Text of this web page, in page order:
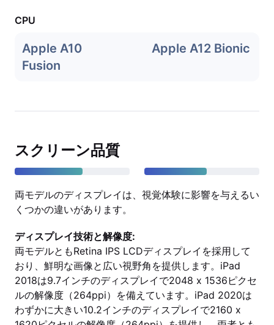
CPU
Apple A10
Fusion
Apple A12 Bionic
スクリーン品質
両モデルのディスプレイは、視覚体験に影響を与えるい
くつかの違いがあります。
ディスプレイ技術と解像度:
両モデルともRetina IPS LCDディスプレイを採用して
おり、鮮明な画像と広い視野角を提供します。iPad
2018は9.7インチのディスプレイで2048 x 1536ピクセ
ルの解像度（264ppi）を備えています。iPad 2020は
わずかに大きい10.2インチのディスプレイで2160 x